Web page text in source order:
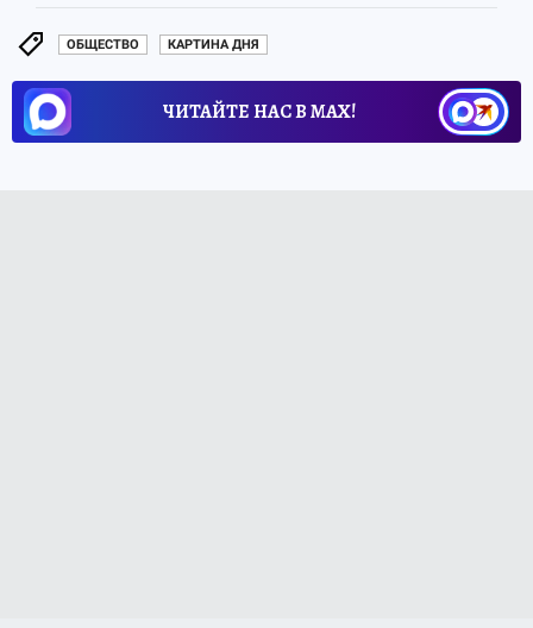
ОБЩЕСТВО КАРТИНА ДНЯ
ЧИТАЙТЕ НАС В МАХ!